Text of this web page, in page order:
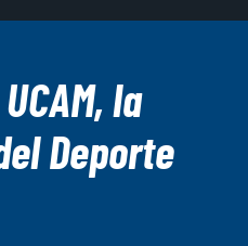
la
Deporte